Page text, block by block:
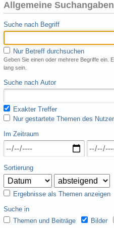
Allgemeine Suchangaben
Suche nach Begriff
Nur Betreff durchsuchen
Geben Sie einen oder mehrere Begriffe ein.
lang sein.
Suche nach Autor
Exakter Treffer
Nur gestartete Themen des
Im Zeitraum
Sortierung
Ergebnisse als Themen anzeigen
Suche in
Themen und Beiträge
Bilder